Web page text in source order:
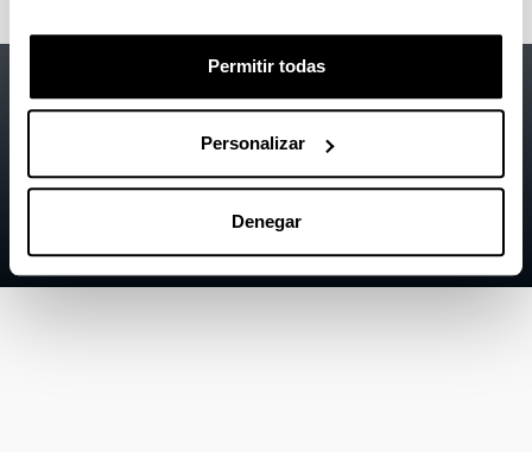
Permitir todas
Personalizar
Denegar
Información legal
Ayuda